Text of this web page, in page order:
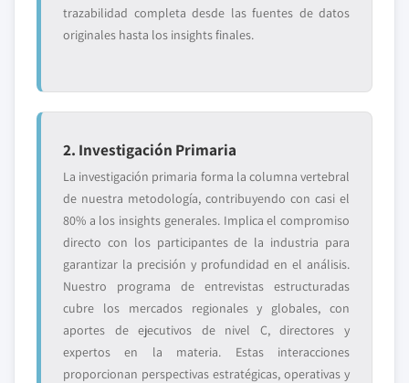
trazabilidad completa desde las fuentes de datos
originales hasta los insights finales.
2. Investigación Primaria
La investigación primaria forma la columna vertebral
de nuestra metodología, contribuyendo con casi el
80% a los insights generales. Implica el compromiso
directo con los participantes de la industria para
garantizar la precisión y profundidad en el análisis.
Nuestro programa de entrevistas estructuradas
cubre los mercados regionales y globales, con
aportes de ejecutivos de nivel C, directores y
expertos en la materia. Estas interacciones
proporcionan perspectivas estratégicas, operativas y